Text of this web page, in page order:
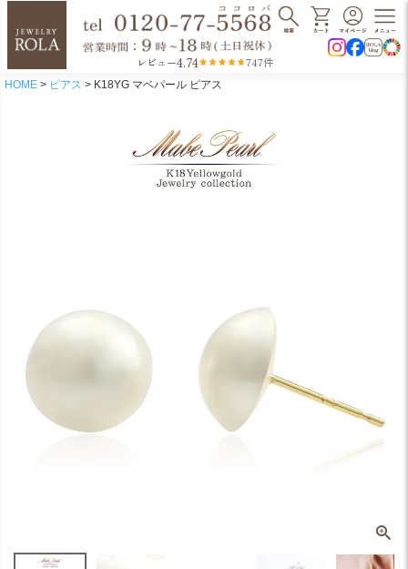
レビュー4.74 747件
HOME ピアス K18YG マベパール ピアス